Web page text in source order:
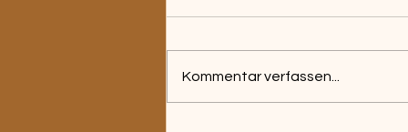
Kommentar verfassen...